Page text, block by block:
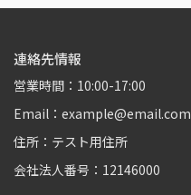
連絡先情報
営業時間：10:00-17:00
Email：example@email.com
住所：テスト用住所
会社法人番号：12146000